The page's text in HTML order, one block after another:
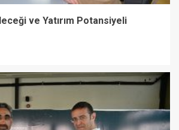
ve Yatırım Potansiyeli